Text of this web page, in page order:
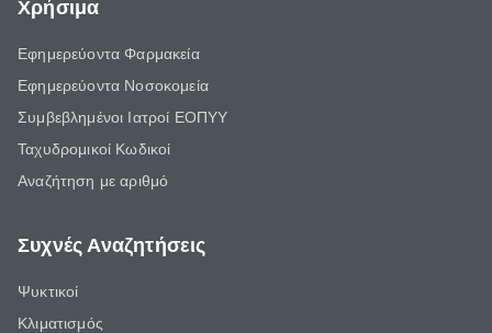
Χρήσιμα
Εφημερεύοντα Φαρμακεία
Εφημερεύοντα Νοσοκομεία
Συμβεβλημένοι Ιατροί ΕΟΠΥΥ
Ταχυδρομικοί Κωδικοί
Αναζήτηση με αριθμό
Συχνές Αναζητήσεις
Ψυκτικοί
Κλιματισμός